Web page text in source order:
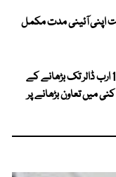
اپنی آئینی مدت مکمل
پاکستان اور ایران کا دوطرفہ تجارت 10 ارب ڈالر تک بڑھانے کے
میں تعاون بڑھانے پر